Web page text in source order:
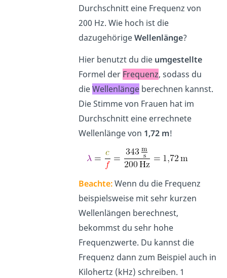
Durchschnitt eine Frequenz von
200 Hz. Wie hoch ist die
dazugehörigeWellenlänge?
Hier benutzt du die umgestellte
Formel der Frequenz, sodass du
dieWellenlänge berechnen kannst.
Die Stimme von Frauen hat im
Durchschnitt eine errechnete
Wellenlänge von 1,72 m!
Beachte:Wenn du die Frequenz
beispielsweise mit sehr kurzen
Wellenlängen berechnest,
bekommst du sehr hohe
Frequenzwerte. Du kannst die
Frequenz dann zum Beispiel auch in
Kilohertz (kHz) schreiben. 1